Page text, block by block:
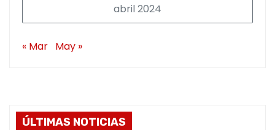
abril 2024
« Mar May »
ÚLTIMAS NOTICIAS